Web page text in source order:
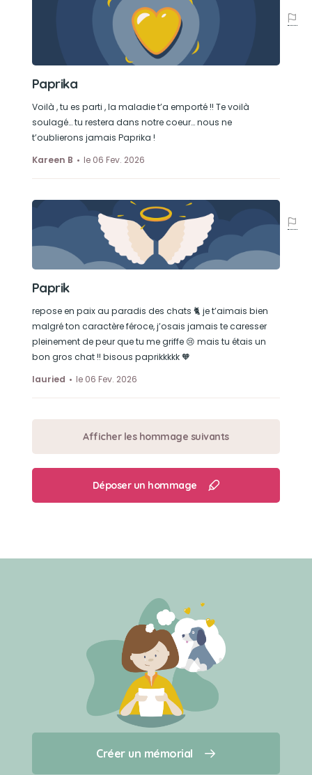
Créer un mémorial
Qui sommes-nous ?
Paprika
Voilà , tu es parti , la maladie t’a emporté !! Te voilà
soulagé… tu restera dans notre coeur… nous ne
t’oublierons jamais Paprika !
Kareen B
le 06 Fev. 2026
Paprik
repose en paix au paradis des chats 🐈 je t’aimais bien
malgré ton caractère féroce, j’osais jamais te caresser
pleinement de peur que tu me griffe 😢 mais tu étais un
bon gros chat !! bisous paprikkkkk 🧡
lauried
le 06 Fev. 2026
Afficher les hommage suivants
Déposer un hommage
Créer un mémorial